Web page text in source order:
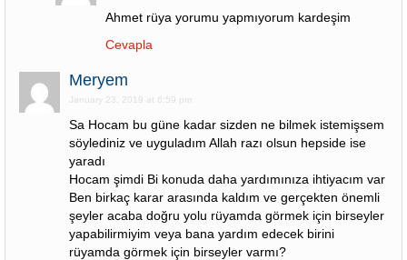
Ahmet rüya yorumu yapmıyorum kardeşim
Cevapla
Meryem
January 23, 2019 at 6:59 pm
Sa Hocam bu güne kadar sizden ne bilmek istemişsem
söylediniz ve uyguladım Allah razı olsun hepside ise
yaradı
Hocam şimdi Bi konuda daha yardımınıza ihtiyacım var
Ben birkaç karar arasında kaldım ve gerçekten önemli
şeyler acaba doğru yolu rüyamda görmek için birseyler
yapabilirmiyim veya bana yardım edecek birini
rüyamda görmek için birseyler varmı?